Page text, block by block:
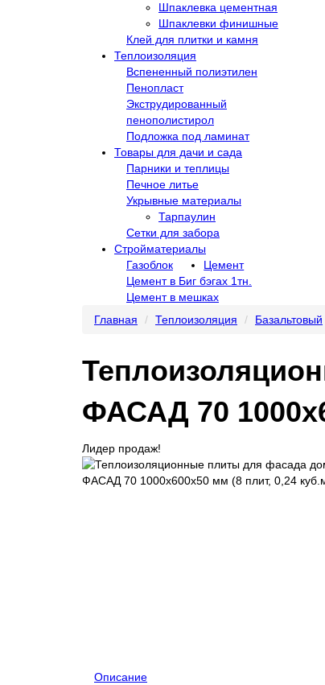
Шпаклевка цементная
Шпаклевки финишные
Клей для плитки и камня
Теплоизоляция
Вспененный полиэтилен
Пенопласт
Экструдированный
пенополистирол
Подложка под ламинат
Товары для дачи и сада
Парники и теплицы
Печное литье
Укрывные материалы
Тарпаулин
Сетки для забора
Стройматериалы
Газоблок
Цемент
Цемент в Биг бэгах 1тн.
Цемент в мешках
Главная Теплоизоляция Базальтовый
ФАСАД 70
Лидер продаж!
Описание